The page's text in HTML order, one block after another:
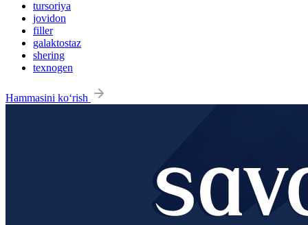
tursoriya
jovidon
filler
galaktostaz
shering
texnogen
Hammasini ko‘rish